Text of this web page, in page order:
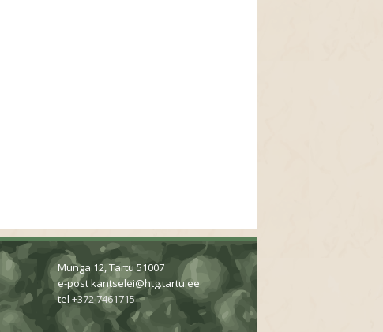
Munga 12, Tartu 51007
e-postkantselei@htg.tartu.ee
tel+372 7461715